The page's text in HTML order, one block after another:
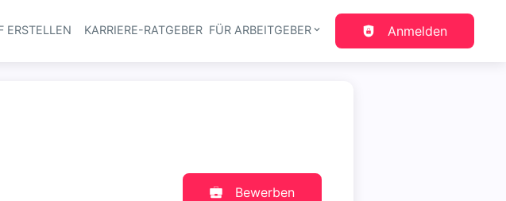
Haupt-Navigation
ERSTELLEN KARRIERE-RATGEBER FÜR ARBEITGEBER Anmelden
Bewerben